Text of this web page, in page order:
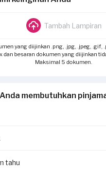
Tambah Lampiran
yang diijinkan .png, .jpg, .jpeg, .gif,
dan besaran dokumen yang diijinkan
Maksimal 5 dokumen.
membutuhkan
tahu